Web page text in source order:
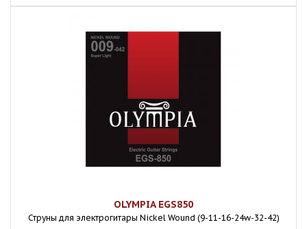
OLYMPIA EGS850
Струны для электрогитары Nickel Wound (9-11-16-24w-32-42)